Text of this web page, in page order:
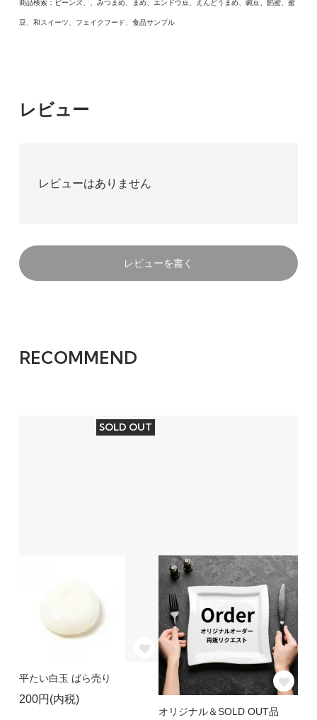
商品検索：ビーンズ、、みつまめ、まめ、エンドウ豆、えんどうまめ、豌豆、餡蜜、蜜
豆、和スイーツ、フェイクフード、食品サンプル
レビュー
レビューはありません
レビューを書く
RECOMMEND
SOLD OUT
平たい白玉 ばら売り
200円(内税)
オリジナル＆SOLD OUT品